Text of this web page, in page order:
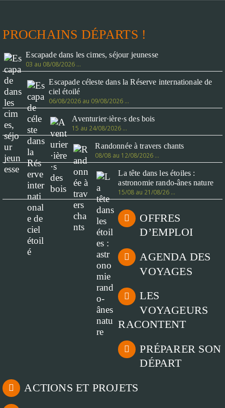
PROCHAINS DÉPARTS !
Escapade dans les cimes, séjour jeunesse
03 au 08/08/2026 …
Escapade céleste dans la Réserve internationale de
ciel étoilé
06/08/2026 au 09/08/2026 …
Aventurier·ière·s des bois
15 au 24/08/2026 …
Randonnée à travers chants
08/08 au 12/08/2026 …
La tête dans les étoiles :
astronomie rando-ânes nature
15/08 au 21/08/26 …
OFFRES
D’EMPLOI
AGENDA DES
VOYAGES
LES
VOYAGEURS
RACONTENT
PRÉPARER SON
DÉPART
ACTIONS ET PROJETS